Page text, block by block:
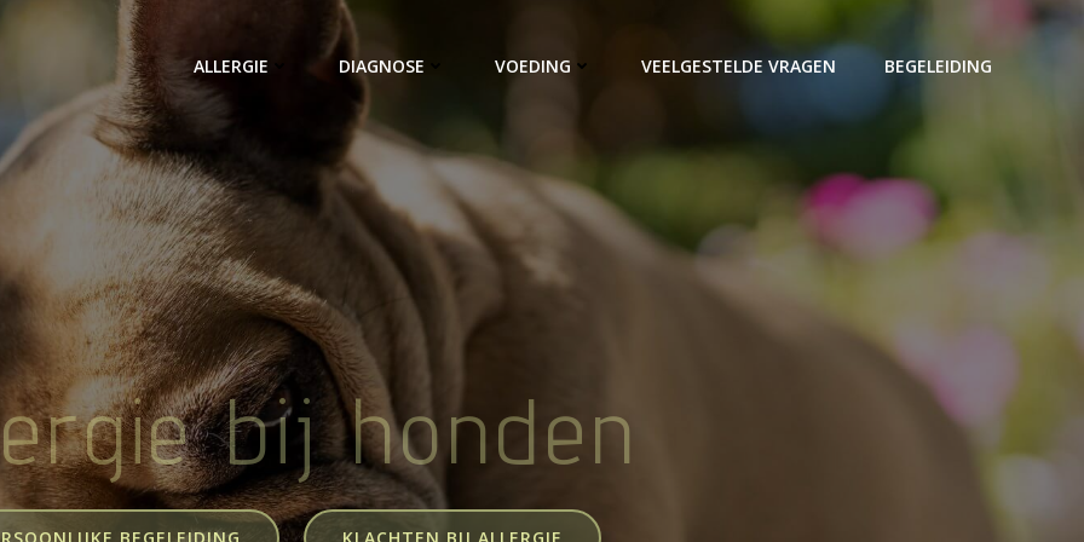
ALLERGIE DIAGNOSE VOEDING VEELGESTELDE VRAGEN BEGELEIDING
bij honden